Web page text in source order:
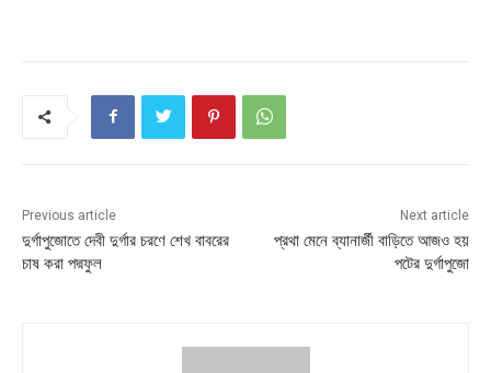
Previous article
দুর্গাপুজোতে দেবী দুর্গার চরণে শেখ বাবরের
চাষ করা পদ্মফুল
Next article
প্রথা মেনে ব্যানার্জী বাড়িতে আজও হয়
পটের দুর্গাপুজো